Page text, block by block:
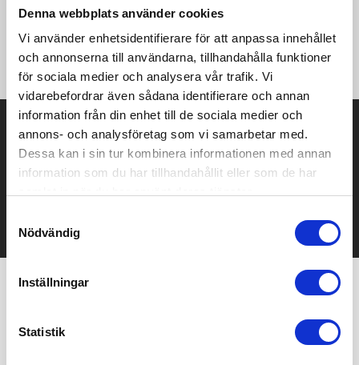
Denna webbplats använder cookies
Vi använder enhetsidentifierare för att anpassa innehållet
och annonserna till användarna, tillhandahålla funktioner
för sociala medier och analysera vår trafik. Vi
vidarebefordrar även sådana identifierare och annan
information från din enhet till de sociala medier och
annons- och analysföretag som vi samarbetar med.
Dessa kan i sin tur kombinera informationen med annan
information som du har tillhandahållit eller som de har
Nödvändig
Inställningar
Statistik
och 50% polyester • Vattenavvisande ytbehandling •
Dekorativa kanaler i sidorna • Hög krage skyddar mot väder
och vind • Två sidfickor med dragkedja • Normal passform •
Rygglängd: 88 cm i storlek M
Prisuppgift på mailen?
Kontakta oss här för att få förslag på produkt och pris över
mailen.
Få personlig hjälp av oss när ni beställer, vi finns här hela